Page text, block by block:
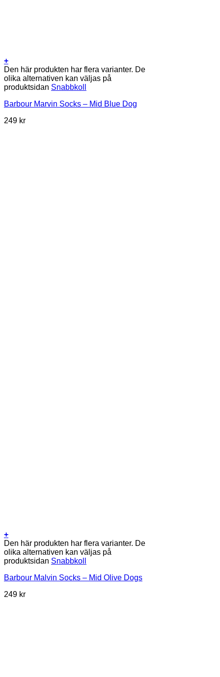
+
Den här produkten har flera varianter. De
olika alternativen kan väljas på
produktsidan Snabbkoll
Barbour Marvin Socks – Mid Blue Dog
249 kr
+
Den här produkten har flera varianter. De
olika alternativen kan väljas på
produktsidan Snabbkoll
Barbour Malvin Socks – Mid Olive Dogs
249 kr